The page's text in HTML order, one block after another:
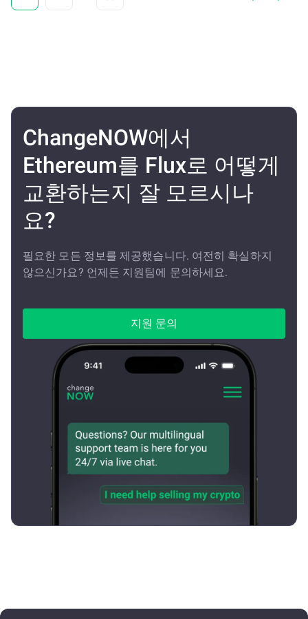
ChangeNOW에서
Ethereum를 Flux로 어떻게
교환하는지 잘 모르시나
요?
필요한 모든 정보를 제공했습니다. 여전히 확실하지
않으신가요? 언제든 지원팀에 문의하세요.
지원 문의